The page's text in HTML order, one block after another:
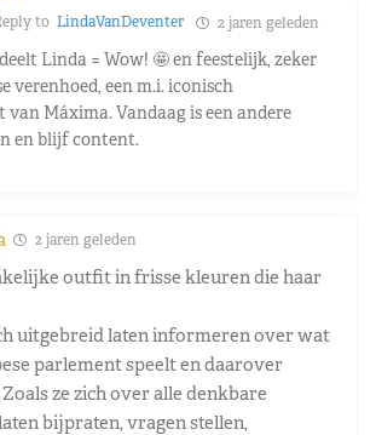
to LindaVanDeventer 2 jaren geleden
Linda = Wow! 🤩 en feestelijk, zeker
verenhoed, een m.i. iconisch
van Máxima. Vandaag is een andere
en blijf content.
2 jaren geleden
outfit in frisse kleuren die haar
uitgebreid laten informeren over wat
parlement speelt en daarover
ze zich over alle denkbare
bijpraten, vragen stellen,